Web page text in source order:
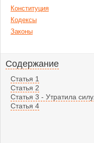
Конституция
Кодексы
Законы
Содержание
Статья 1
Статья 2
Статья 3 - Утратила силу.
Статья 4